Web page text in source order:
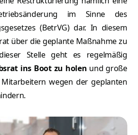
im Sinne des
(BetrVG) dar. In diesem
über die geplante Maßnahme zu
Stelle geht es regelmäßig
ins Boot zu holen und große
wegen der geplanten